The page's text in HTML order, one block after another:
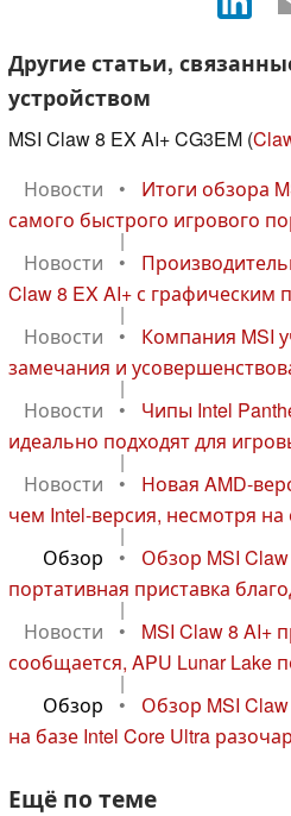
Другие статьи,
устройством
MSI Claw 8 EX AI+ CG3EM (
Новости
•
Итоги обзора
самого быстрого игрового
|
Новости
•
Claw 8 EX AI+ с графическим
|
Новости
•
Компания MSI
замечания и
|
Новости
•
Чипы Intel
идеально подходят для
|
Новости
•
Новая AMD-
чем Intel-версия, несмотря
|
Обзор
•
Обзор MSI
портативная приставка
|
Новости
•
MSI Claw 8 AI+
сообщается, APU Lunar Lake
|
Обзор
•
Обзор MSI
на базе Intel Core Ultra
Ещё по теме